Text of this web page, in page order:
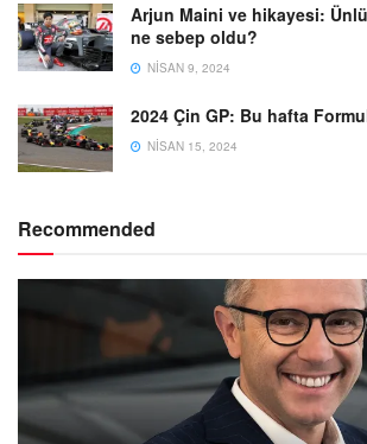
Arjun Maini ve hikayesi:
ne sebep oldu?
NISAN 9, 2024
2024 Çin GP: Bu hafta
NISAN 15, 2024
Recommended